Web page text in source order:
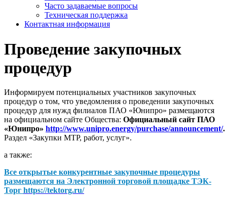
Часто задаваемые вопросы
Техническая поддержка
Контактная информация
Проведение закупочных
процедур
Информируем потенциальных участников закупочных
процедур о том, что уведомления о проведении закупочных
процедур для нужд филиалов ПАО «Юнипро» размещаются
на официальном сайте Общества: Официальный сайт ПАО
«Юнипро» http://www.unipro.energy/purchase/announcement/.
Раздел «Закупки МТР, работ, услуг».
а также:
Все открытые конкурентные закупочные процедуры
размещаются на Электронной торговой площадке ТЭК-
Торг https://tektorg.ru/